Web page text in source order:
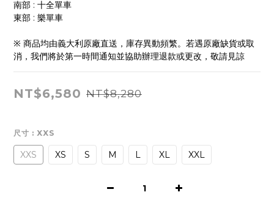
南部 : 十全單車
東部 : 樂單車
※ 商品均由義大利原廠直送，庫存異動頻繁。若遇原廠缺貨或取
消，我們將於第一時間通知並協助辦理退款或更改，敬請見諒
NT$6,580 NT$8,280
尺寸 : XXS
XXS XS S M L XL XXL